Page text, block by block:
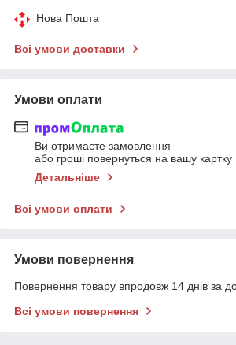
Нова Пошта
Всі умови доставки
Умови оплати
Ви отримаєте замовлення
або гроші повернуться на вашу картку
Детальніше
Всі умови оплати
Умови повернення
Повернення товару впродовж 14 днів за
Всі умови повернення